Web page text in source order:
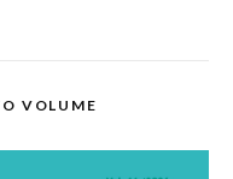
VOLUME